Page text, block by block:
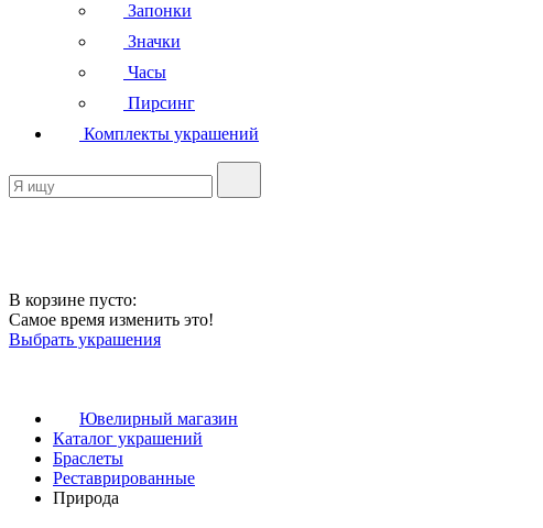
Запонки
Значки
Часы
Пирсинг
Комплекты украшений
В корзине пусто:
Самое время изменить это!
Выбрать украшения
Ювелирный магазин
Каталог украшений
Браслеты
Реставрированные
Природа